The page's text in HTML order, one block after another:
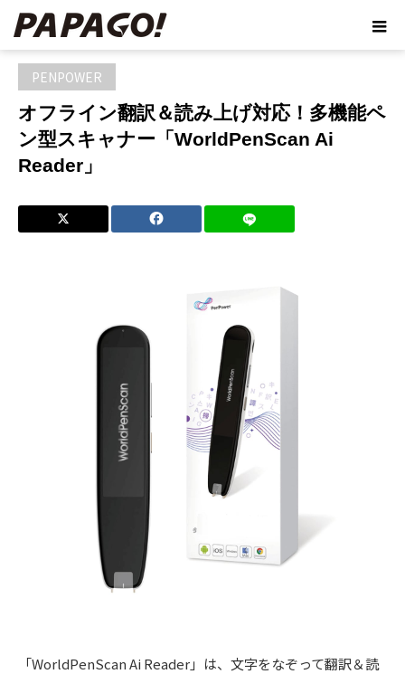
ブログ PENPOWER オフライン翻訳＆読み上げ対
応！多機能ペン型スキャナー「WorldPenScan Ai Reader」
PENPOWER
オフライン翻訳＆読み上げ対応！多機能ペ
ン型スキャナー「WorldPenScan Ai
Reader」
「WorldPenScan Ai Reader」は、文字をなぞって翻訳＆読